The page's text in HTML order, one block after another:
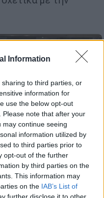
Information
to third parties, or
information for
use the below opt-out
note that after your
continue seeing
information utilized by
to third parties prior to
opt-out of the further
by third parties on the
This information may
on the IAB’s List of
11:09